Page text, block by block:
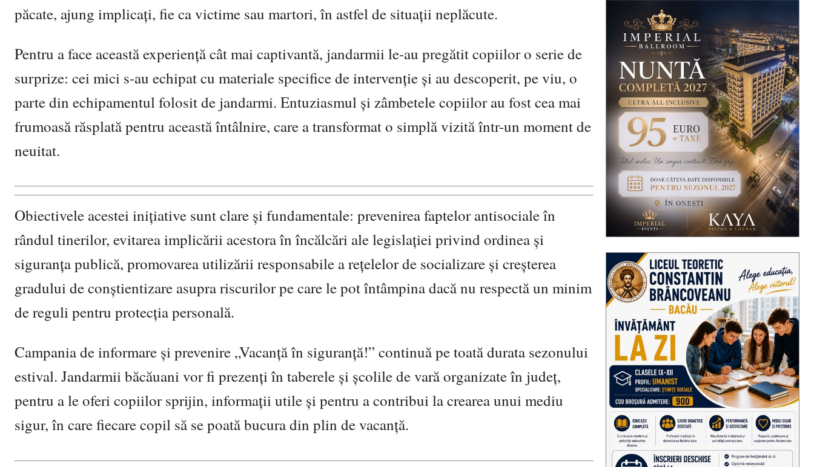
păcate, ajung implicați, fie ca victime sau martori, în astfel de situații neplăcute.
Pentru a face această experiență cât mai captivantă, jandarmii le-au pregătit copiilor o serie de
surprize: cei mici s-au echipat cu materiale specifice de intervenție și au descoperit, pe viu, o
parte din echipamentul folosit de jandarmi. Entuziasmul și zâmbetele copiilor au fost cea mai
frumoasă răsplată pentru această întâlnire, care a transformat o simplă vizită într-un moment de
neuitat.
Obiectivele acestei inițiative sunt clare și fundamentale: prevenirea faptelor antisociale în
rândul tinerilor, evitarea implicării acestora în încălcări ale legislației privind ordinea și
siguranța publică, promovarea utilizării responsabile a rețelelor de socializare și creșterea
gradului de conștientizare asupra riscurilor pe care le pot întâmpina dacă nu respectă un minim
de reguli pentru protecția personală.
Campania de informare și prevenire „Vacanță în siguranță!” continuă pe toată durata sezonului
estival. Jandarmii băcăuani vor fi prezenți în taberele și școlile de vară organizate în județ,
pentru a le oferi copiilor sprijin, informații utile și pentru a contribui la crearea unui mediu
sigur, în care fiecare copil să se poată bucura din plin de vacanță.